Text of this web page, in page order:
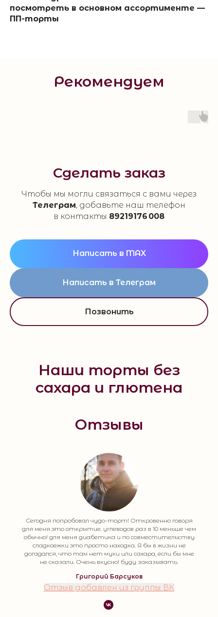
посмотреть в основном ассортименте —
ПП-торты
Рекомендуем
Сделать заказ
Чтобы мы могли связаться с вами через
Телеграм, добавьте наш телефон
в контакты 89219176 008
Написать в MAX
Написать в Телеграм
Позвонить
Наши торты без
сахара и глютена
Отзывы
Сегодня попробовал чудо-торт! Откровенно говоря
для меня это открытие. углеводов раз в 10 меньше чем
обычно! для меня диабетика и по совместительству
сладкоежки это просто находка. Я бы в жизни не
догадался, что там нет муки или сахара, если бы мне
не сказали. Очень вкусно! буду заказывать.
Григорий Барсуков
Отзыв добавлен из группы ВК